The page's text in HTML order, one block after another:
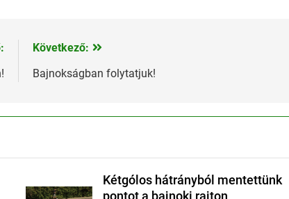
Következő:
Bajnokságban folytatjuk!
Kétgólos hátrányból mentettünk